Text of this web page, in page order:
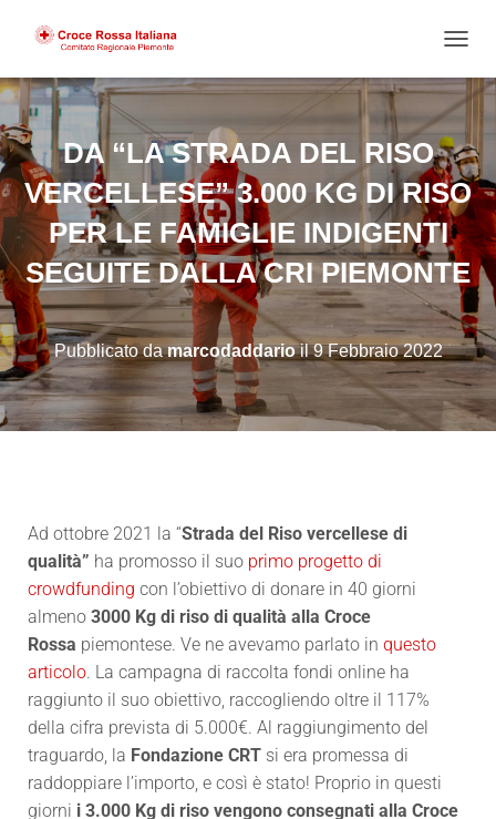
DA “LA STRADA DEL RISO
VERCELLESE” 3.000 KG DI RISO
PER LE FAMIGLIE INDIGENTI
SEGUITE DALLA CRI PIEMONTE
Pubblicato damarcodaddarioil9 Febbraio 2022
Ad ottobre 2021 la “Strada del Riso vercellese di
qualità” ha promosso il suo primo progetto di
crowdfunding con l’obiettivo di donare in 40 giorni
almeno 3000 Kg di riso di qualità alla Croce
Rossa piemontese. Ve ne avevamo parlato in questo
articolo. La campagna di raccolta fondi online ha
raggiunto il suo obiettivo, raccogliendo oltre il 117%
della cifra prevista di 5.000€. Al raggiungimento del
traguardo, la Fondazione CRT si era promessa di
raddoppiare l’importo, e così è stato! Proprio in questi
giorni i 3.000 Kg di riso vengono consegnati alla Croce